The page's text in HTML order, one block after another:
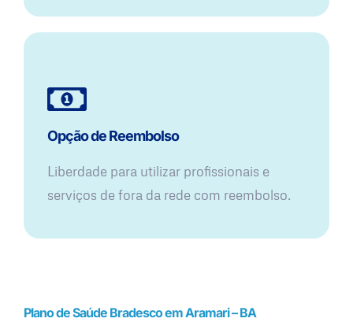
Opção de Reembolso
Liberdade para utilizar profissionais e
serviços de fora da rede com reembolso.
Plano de Saúde Bradesco em Aramari – BA